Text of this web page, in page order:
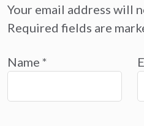
Your email address will
Required fields are
Name *